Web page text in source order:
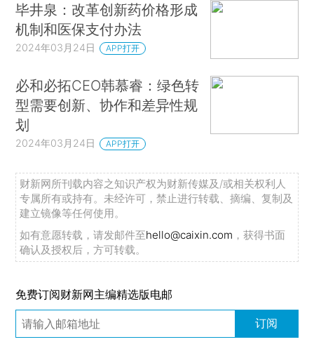
毕井泉：改革创新药价格形成
机制和医保支付办法
2024年03月24日 APP打开
必和必拓CEO韩慕睿：绿色转
型需要创新、协作和差异性规
划
2024年03月24日 APP打开
财新网所刊载内容之知识产权为财新传媒及/或相关权利人
专属所有或持有。未经许可，禁止进行转载、摘编、复制及
建立镜像等任何使用。
如有意愿转载，请发邮件至hello@caixin.com ，获得书面
确认及授权后，方可转载。
免费订阅财新网主编精选版电邮
订阅